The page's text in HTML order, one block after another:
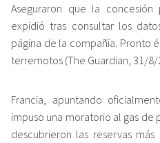
Aseguraron que la concesión
expidió tras consultar los
página de la compañía. Pronto
terremotos (The Guardian, 31/8/
Francia, apuntando
impuso una moratorio al gas de
descubrieron las reservas